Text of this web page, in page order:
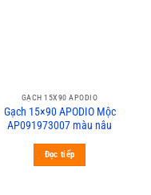
GẠCH 15X90 APODIO
Gạch 15×90 APODIO Mộc
AP091973007 màu nâu
Đọc tiếp